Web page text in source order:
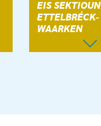
EIS SEKTIOUN
ETTELBRÉCK-
WAARKEN